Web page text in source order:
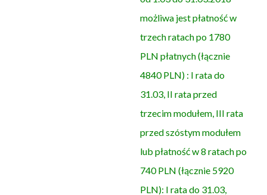
możliwa jest płatność w
trzech ratach po 1780
PLN płatnych (łącznie
4840 PLN) : I rata do
31.03, II rata przed
trzecim modułem, III rata
przed szóstym modułem
lub płatność w 8 ratach po
740 PLN (łącznie 5920
PLN): I rata do 31.03,